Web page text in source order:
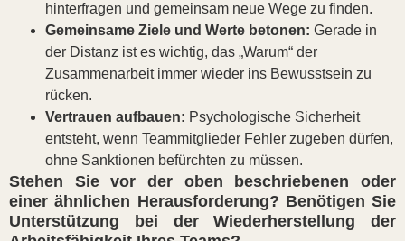
hinterfragen und gemeinsam neue Wege zu finden.
Gemeinsame Ziele und Werte betonen: Gerade in
der Distanz ist es wichtig, das „Warum“ der
Zusammenarbeit immer wieder ins Bewusstsein zu
rücken.
Vertrauen aufbauen: Psychologische Sicherheit
entsteht, wenn Teammitglieder Fehler zugeben dürfen,
ohne Sanktionen befürchten zu müssen.
Stehen Sie vor der oben beschriebenen oder
einer ähnlichen Herausforderung? Benötigen Sie
Unterstützung bei der Wiederherstellung der